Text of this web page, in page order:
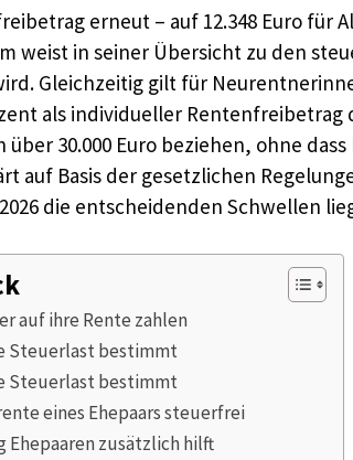
erneut – auf 12.348 Euro für
weist in seiner Übersicht zu den
Gleichzeitig gilt für
als individueller
30.000 Euro beziehen, ohne
auf Basis der gesetzlichen
die entscheidenden Schwellen
auf ihre Rente zahlen
Steuerlast bestimmt
Steuerlast bestimmt
eines Ehepaars steuerfrei
zusätzlich hilft